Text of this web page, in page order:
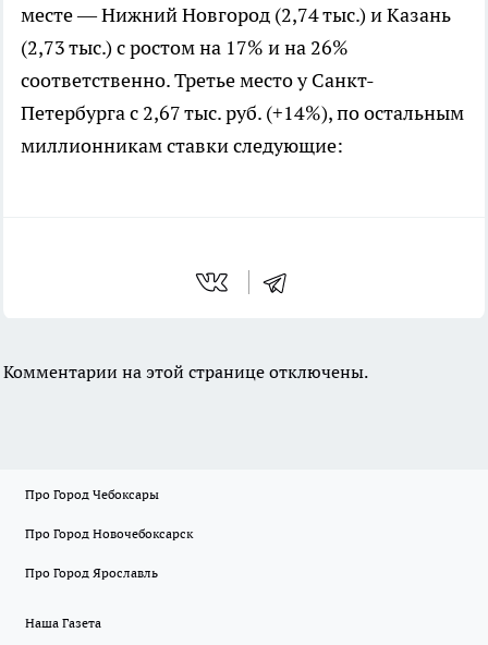
месте — Нижний Новгород (2,74 тыс.) и Казань
(2,73 тыс.) с ростом на 17% и на 26%
соответственно. Третье место у Санкт-
Петербурга с 2,67 тыс. руб. (+14%), по остальным
миллионникам ставки следующие:
Комментарии на этой странице отключены.
Про Город Чебоксары
Про Город Новочебоксарск
Про Город Ярославль
Наша Газета